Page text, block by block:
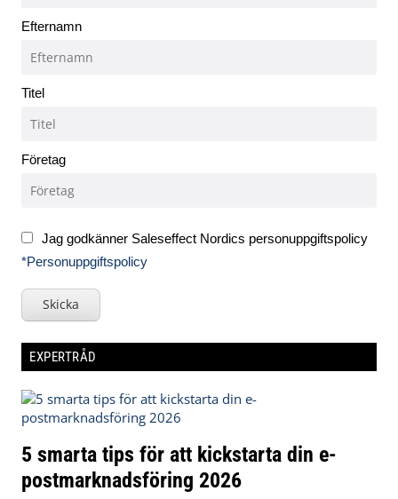
Efternamn
Titel
Företag
Jag godkänner Saleseffect Nordics personuppgiftspolicy
*Personuppgiftspolicy
Skicka
EXPERTRÅD
5 smarta tips för att kickstarta din e-
postmarknadsföring 2026